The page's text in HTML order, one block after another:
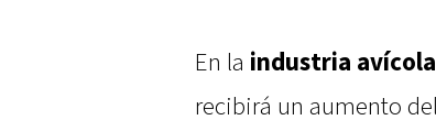
En la industria avícola
recibirá un aumento